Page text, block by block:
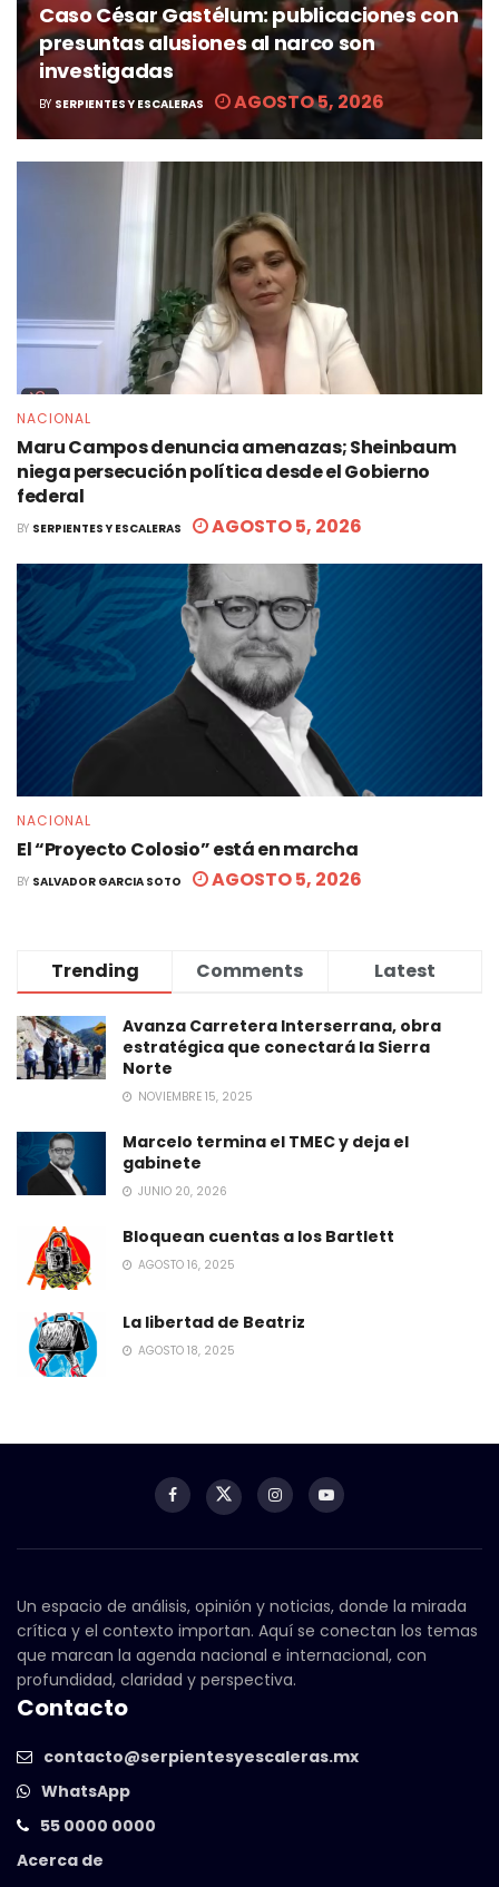
Caso César Gastélum: publicaciones con
presuntas alusiones al narco son
investigadas
BY SERPIENTES Y ESCALERAS AGOSTO 5, 2026
NACIONAL
Maru Campos denuncia amenazas; Sheinbaum
niega persecución política desde el Gobierno
federal
BY SERPIENTES Y ESCALERAS AGOSTO 5, 2026
NACIONAL
El “Proyecto Colosio” está en marcha
BY SALVADOR GARCIA SOTO AGOSTO 5, 2026
Trending Comments Latest
Avanza Carretera Interserrana, obra
estratégica que conectará la Sierra
Norte
NOVIEMBRE 15, 2025
Marcelo termina el TMEC y deja el
gabinete
JUNIO 20, 2026
Bloquean cuentas a los Bartlett
AGOSTO 16, 2025
La libertad de Beatriz
AGOSTO 18, 2025
Un espacio de análisis, opinión y noticias, donde la mirada
crítica y el contexto importan. Aquí se conectan los temas
que marcan la agenda nacional e internacional, con
profundidad, claridad y perspectiva.
Contacto
contacto@serpientesyescaleras.mx
WhatsApp
55 0000 0000
Acerca de